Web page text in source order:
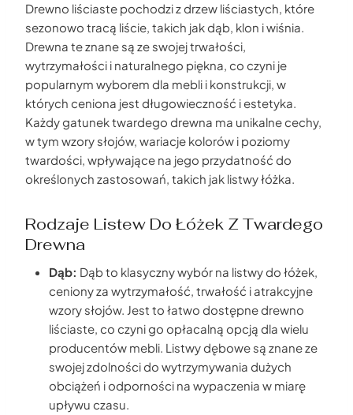
Drewno liściaste pochodzi z drzew liściastych, które
sezonowo tracą liście, takich jak dąb, klon i wiśnia.
Drewna te znane są ze swojej trwałości,
wytrzymałości i naturalnego piękna, co czyni je
popularnym wyborem dla mebli i konstrukcji, w
których ceniona jest długowieczność i estetyka.
Każdy gatunek twardego drewna ma unikalne cechy,
w tym wzory słojów, wariacje kolorów i poziomy
twardości, wpływające na jego przydatność do
określonych zastosowań, takich jak listwy łóżka.
Rodzaje Listew Do Łóżek Z Twardego
Drewna
Dąb: Dąb to klasyczny wybór na listwy do łóżek,
ceniony za wytrzymałość, trwałość i atrakcyjne
wzory słojów. Jest to łatwo dostępne drewno
liściaste, co czyni go opłacalną opcją dla wielu
producentów mebli. Listwy dębowe są znane ze
swojej zdolności do wytrzymywania dużych
obciążeń i odporności na wypaczenia w miarę
upływu czasu.